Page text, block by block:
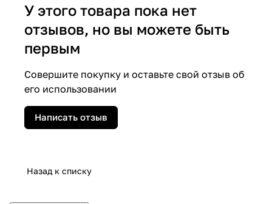
У этого товара пока нет
отзывов, но вы можете быть
первым
Совершите покупку и оставьте свой отзыв об
его использовании
Написать отзыв
Назад к списку